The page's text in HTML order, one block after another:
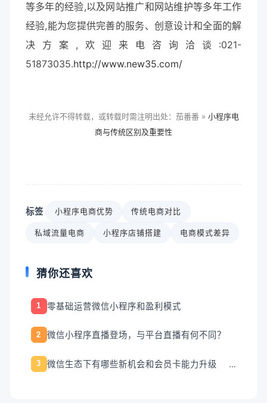
等多年的经验,以及网站推广和网站维护等多年工作
经验,能为您提供完善的服务、创意设计和全面的解
决方案,欢迎来电咨询洽谈:021-
51873035.http://www.new35.com/
未经允许不得转载，或转载时需注明出处：茄番番 » 小程序电
商与传统区别及重要性
标签 小程序电商优势 传统电商对比
私域流量电商 小程序店铺搭建 电商模式差异
猜你还喜欢
1 零基础运营微信小程序和盈利模式
2 微信小程序直播登场，与平台直播有何不同？
3 微信生态下有哪些新机会和会员卡能力升级